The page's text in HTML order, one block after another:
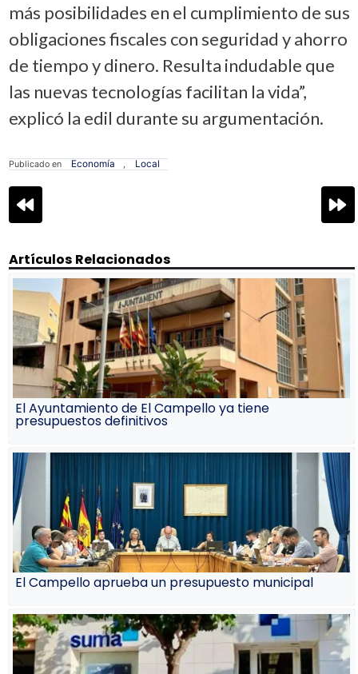
más posibilidades en el cumplimiento de sus
obligaciones fiscales con seguridad y ahorro
de tiempo y dinero. Resulta indudable que
las nuevas tecnologías facilitan la vida”,
explicó la edil durante su argumentación.
Publicado en Economía , Local
Navegación
de
Artículos Relacionados
El Ayuntamiento de El Campello ya tiene
presupuestos definitivos
El Campello aprueba un presupuesto municipal